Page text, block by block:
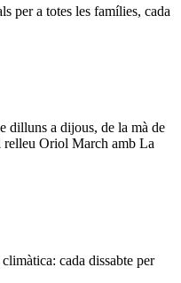
per a totes les famílies, cada
dilluns a dijous, de la mà de
relleu Oriol March amb La
cada dissabte per